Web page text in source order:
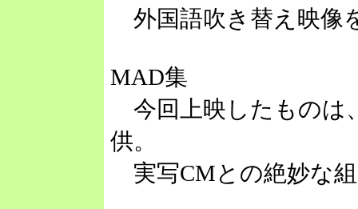
外国語吹き替え映像
MAD集
今回上映したものは
供。
実写CMとの絶妙な